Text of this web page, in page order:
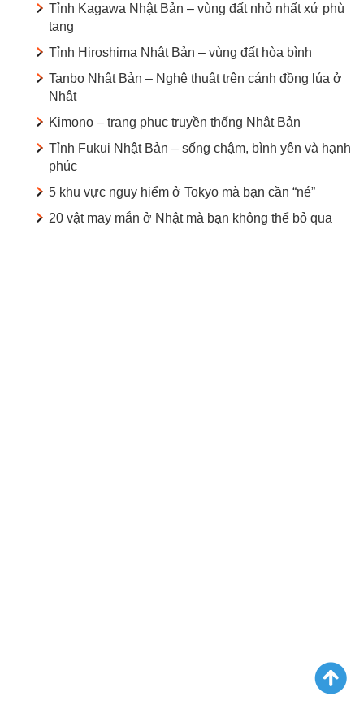
Tỉnh Kagawa Nhật Bản – vùng đất nhỏ nhất xứ phù
tang
Tỉnh Hiroshima Nhật Bản – vùng đất hòa bình
Tanbo Nhật Bản – Nghệ thuật trên cánh đồng lúa ở
Nhật
Kimono – trang phục truyền thống Nhật Bản
Tỉnh Fukui Nhật Bản – sống chậm, bình yên và hạnh
phúc
5 khu vực nguy hiểm ở Tokyo mà bạn cần “né”
20 vật may mắn ở Nhật mà bạn không thể bỏ qua